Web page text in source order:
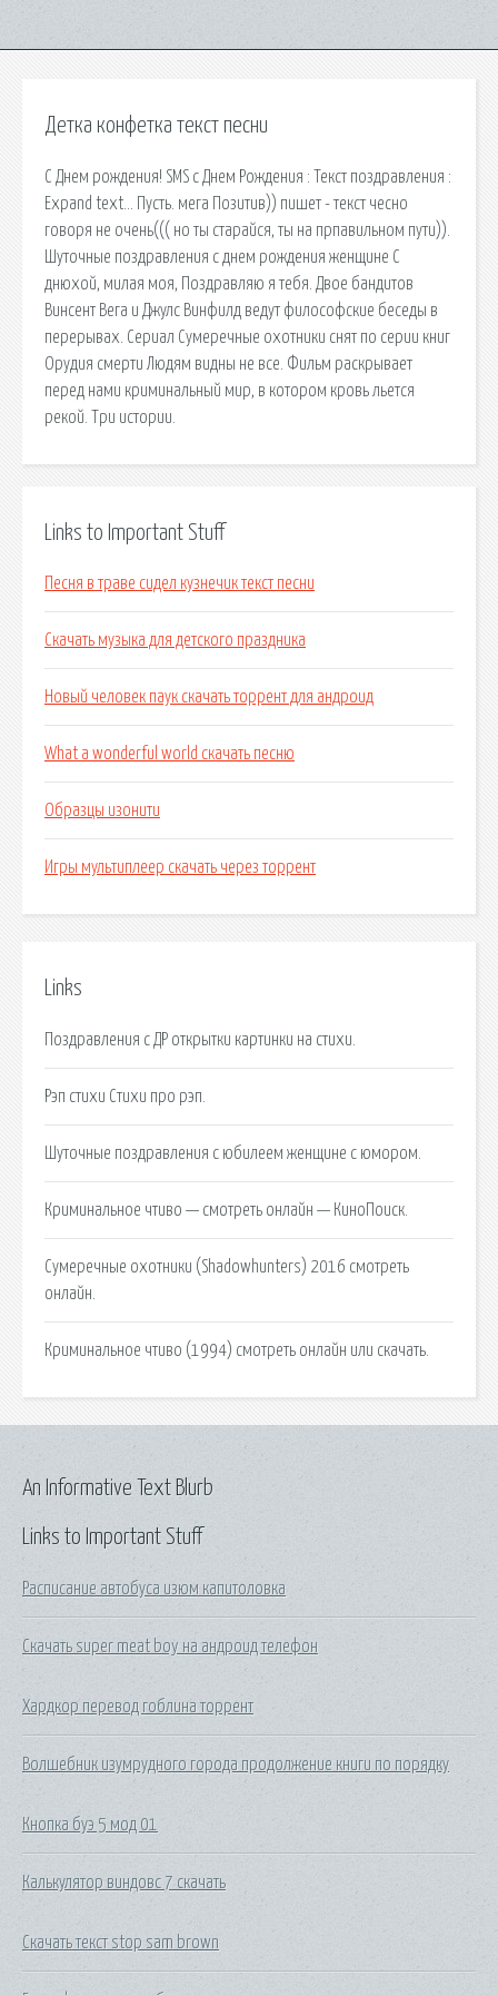
Детка конфетка текст песни
С Днем рождения! SMS с Днем Рождения : Текст поздравления :
Expand text… Пусть. мега Позитив)) пишет - текст чесно
говоря не очень((( но ты старайся, ты на прпавильном пути)).
Шуточные поздравления с днем рождения женщине С
днюхой, милая моя, Поздравляю я тебя. Двое бандитов
Винсент Вега и Джулс Винфилд ведут философские беседы в
перерывах. Сериал Сумеречные охотники снят по серии книг
Орудия смерти Людям видны не все. Фильм раскрывает
перед нами криминальный мир, в котором кровь льется
рекой. Три истории.
Links to Important Stuff
Песня в траве сидел кузнечик текст песни
Скачать музыка для детского праздника
Новый человек паук скачать торрент для андроид
What a wonderful world скачать песню
Образцы изонити
Игры мультиплеер скачать через торрент
Links
Поздравления с ДР открытки картинки на стихи.
Рэп стихи Стихи про рэп.
Шуточные поздравления с юбилеем женщине с юмором.
Криминальное чтиво — смотреть онлайн — КиноПоиск.
Сумеречные охотники (Shadowhunters) 2016 смотреть
онлайн.
Криминальное чтиво (1994) смотреть онлайн или скачать.
Links to Important Stuff
Расписание автобуса изюм капитоловка
Скачать super meat boy на андроид телефон
Хардкор перевод гоблина торрент
Волшебник изумрудного города продолжение книги по порядку
Кнопка буэ 5 мод 01
Калькулятор виндовс 7 скачать
Скачать текст stop sam brown
An Informative Text Blurb